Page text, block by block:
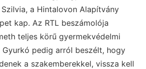
a Hintalovon Alapítvány
kap. Az RTL beszámolója
teljes körű gyermekvédelmi
pedig arról beszélt, hogy
a szakemberekkel, vissza kell